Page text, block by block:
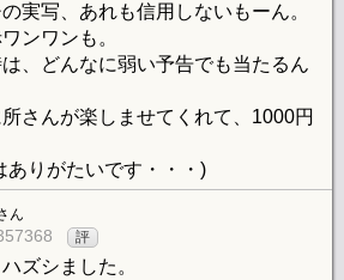
実写、あれも信用しないもーん。
ンワンも。
、どんなに弱い予告でも当たるん
さんが楽しませてくれて、1000円
ありがたいです・・・)
ん
評
ズシました。